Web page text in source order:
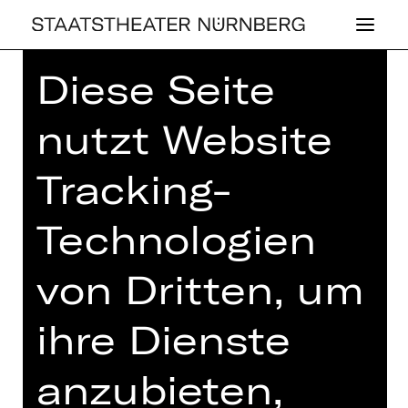
Home>Haus >Künstler*innen
Stephan Kimmig
SCHAUSPIEL
STE­PHAN KIMMIG
Diese Seite
nutzt Website
Tracking-
Technologien
von Dritten, um
ihre Dienste
anzubieten,